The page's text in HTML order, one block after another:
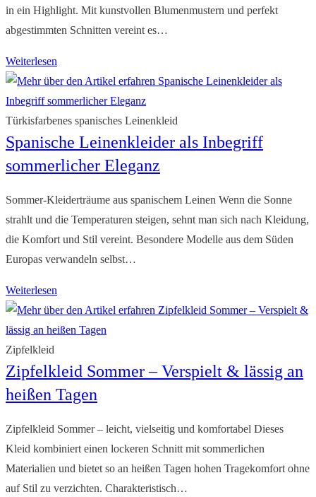
in ein Highlight. Mit kunstvollen Blumenmustern und perfekt
abgestimmten Schnitten vereint es…
Weiterlesen
Blumenkleid
-
feminin,
frisch
und
Leben
Türkisfarbenes spanisches Leinenkleid
Spanische Leinenkleider als Inbegriff
sommerlicher Eleganz
Sommer-Kleiderträume aus spanischem Leinen Wenn die Sonne
strahlt und die Temperaturen steigen, sehnt man sich nach Kleidung,
die Komfort und Stil vereint. Besondere Modelle aus dem Süden
Europas verwandeln selbst…
Weiterlesen
Leinenkleider
als
sommerlicher
Eleganz
Zipfelkleid
Zipfelkleid Sommer – Verspielt & lässig an
heißen Tagen
Zipfelkleid Sommer – leicht, vielseitig und komfortabel Dieses
Kleid kombiniert einen lockeren Schnitt mit sommerlichen
Materialien und bietet so an heißen Tagen hohen Tragekomfort ohne
auf Stil zu verzichten. Charakteristisch…